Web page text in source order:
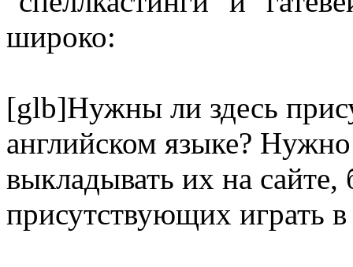
широко:
[glb]Нужны ли здесь
английском языке?
выкладывать их на сайте,
присутствующих играть